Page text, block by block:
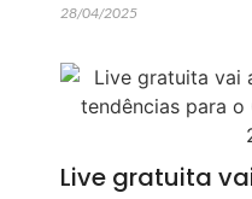
28/04/2025
Live gratuita